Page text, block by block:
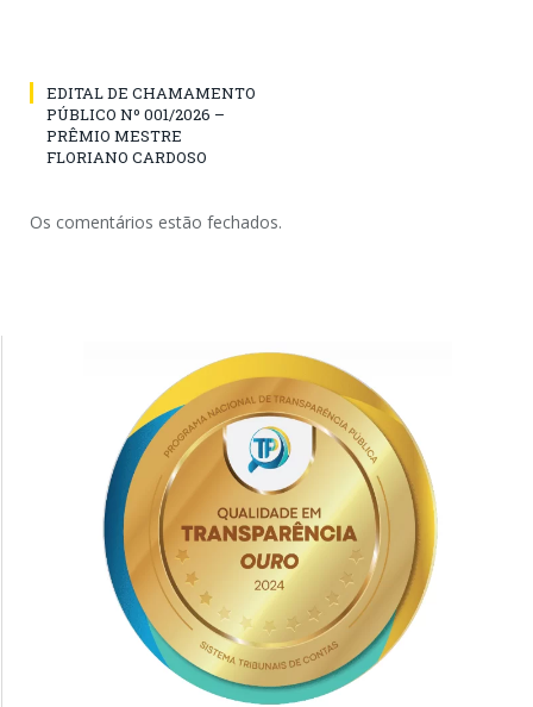
EDITAL DE CHAMAMENTO
PÚBLICO Nº 001/2026 –
PRÊMIO MESTRE
FLORIANO CARDOSO
Os comentários estão fechados.